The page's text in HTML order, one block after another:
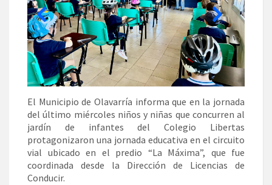
El Municipio de Olavarría informa que en la jornada
del último miércoles niños y niñas que concurren al
jardín de infantes del Colegio Libertas
protagonizaron una jornada educativa en el circuito
vial ubicado en el predio “La Máxima”, que fue
coordinada desde la Dirección de Licencias de
Conducir.